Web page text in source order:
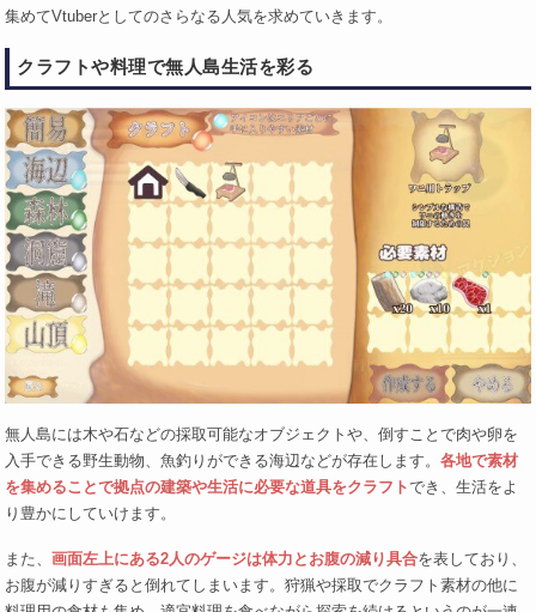
集めてVtuberとしてのさらなる人気を求めていきます。
クラフトや料理で無人島生活を彩る
無人島には木や石などの採取可能なオブジェクトや、倒すことで肉や卵を
入手できる野生動物、魚釣りができる海辺などが存在します。各地で素材
を集めることで拠点の建築や生活に必要な道具をクラフトでき、生活をよ
り豊かにしていけます。
また、画面左上にある2人のゲージは体力とお腹の減り具合を表しており、
お腹が減りすぎると倒れてしまいます。狩猟や採取でクラフト素材の他に